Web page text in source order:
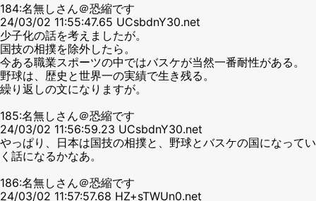
184:名無しさん＠恐縮です
24/03/02 11:55:47.65 UCsbdnY30.net
少子化の話を考えましたが。
国技の相撲を除外したら。
今ある職業スポーツの中ではバスケが当然一番耐性がある。
野球は、歴史と世界一の実績で生き残る。
繰り返しの文になりますが。
185:名無しさん＠恐縮です
24/03/02 11:56:59.23 UCsbdnY30.net
やっぱり、日本は国技の相撲と、野球とバスケの国になってい
く話になるかなあ。
186:名無しさん＠恐縮です
24/03/02 11:57:57.68 HZ+sTWUn0.net